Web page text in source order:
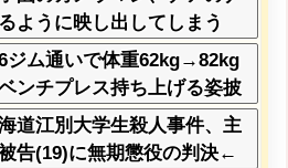
ように映し出してしまう
ジム通いで体重62kg→82kg
ンチプレス持ち上げる姿披
海道江別大学生殺人事件、主
告(19)に無期懲役の判決←